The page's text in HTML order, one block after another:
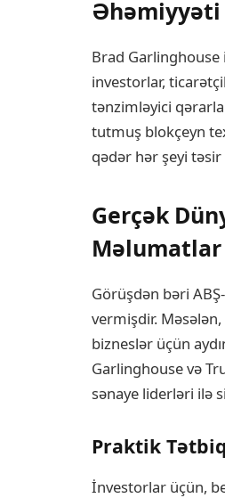
Əhəmiyyəti
Brad Garlinghouse
investorlar,
tənzimləyici
tutmuş blokçeyn
qədər hər şeyi təsir
Gerçək
Məlumatlar
Görüşdən bəri
vermişdir. Məsələn,
bizneslər üçün
Garlinghouse və
sənaye liderləri ilə
Praktik
İnvestorlar üçün,